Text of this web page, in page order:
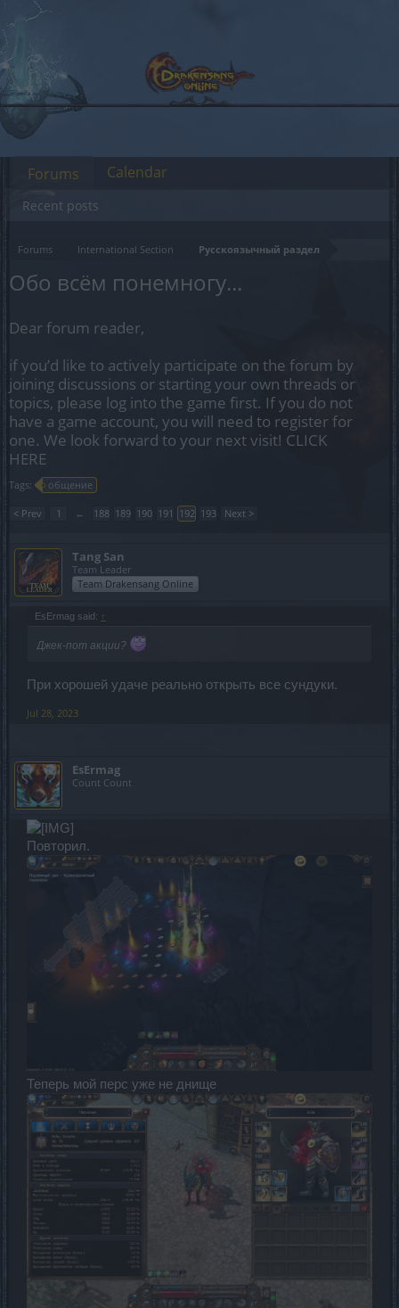
Forums International Section Русскоязычный раздел
Обо всём понемногу...
Dear forum reader,
if you’d like to actively participate on the forum by
joining discussions or starting your own threads or
topics, please log into the game first. If you do not
have a game account, you will need to register for
one. We look forward to your next visit! CLICK
HERE
Tags: общение
< Prev 1 ← 188 189 190 191 192 193 Next >
Tang San
Team Leader
Team Drakensang Online
EsErmag said: ↑
Джек-пот акции?
При хорошей удаче реально открыть все сундуки.
Jul 28, 2023
EsErmag
Count Count
Повторил.
Теперь мой перс уже не днище
Forums
Recent posts
Calendar